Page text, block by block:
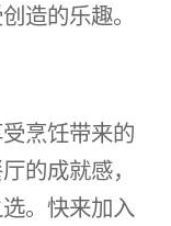
造的乐趣。
烹饪带来的
的成就感，
。快来加入